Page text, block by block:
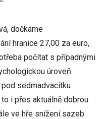
dočkáme
hranice 27,00 za euro,
počítat s případnými
úroveň.
sedmadvacítku
i přes aktuálně dobrou
ve hře snížení sazeb